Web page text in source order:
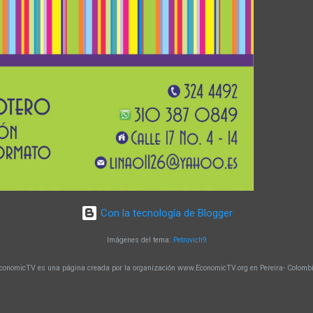
Con la tecnología de Blogger
Imágenes del tema: Petrovich9
es una página creada por la organización www.EconomicTV.org en Pereira-